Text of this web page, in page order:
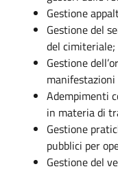
Gestione
Gestione del
del cimiteriale;
Gestione
Adempimenti
in materia di
Gestione
pubblici per
Gestione del